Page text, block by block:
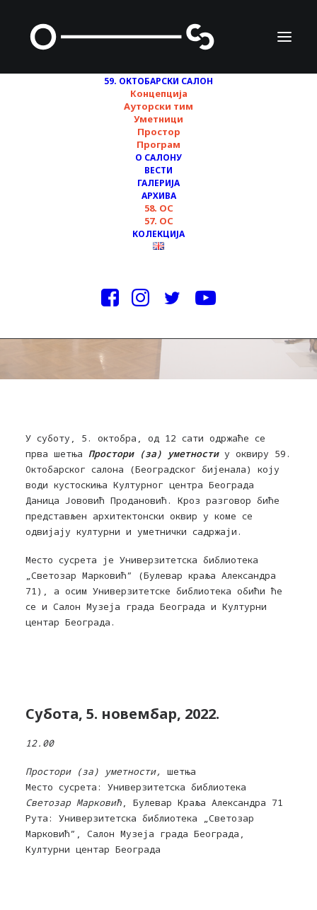
59. ОКТОБАРСКИ САЛОН
Концепција
Ауторски тим
Уметници
Простор
Програм
О САЛОНУ
ВЕСТИ
ГАЛЕРИЈА
АРХИВА
58. ОС
57. ОС
КОЛЕКЦИЈА
Простори (за)
уметности
У суботу, 5. октобра, од 12 сати одржаће се
прва шетња Простори (за) уметностиу оквиру 59.
Октобарског салона (Београдског бијенала) коју
води кустоскиња Културног центра Београда
Даница Јововић Продановић. Кроз разговор биће
представљен архитектонски оквир у коме се
одвијају културни и уметнички садржаји.
Место сусрета је Универзитетска библиотека
„Светозар Марковић” (Булевар краља Александра
71), а осим Универзитетске библиотека обићи ће
се и Салон Музеја града Београда и Културни
центар Београда.
Субота, 5. новембар, 2022.
12.00
Простори (за) уметности, шетња
Место сусрета: Универзитетска библиотека
Светозар Марковић, Булевар Краља Александра 71
Рута: Универзитетска библиотека „Светозар
Марковић”, Салон Музеја града Београда,
Културни центар Београда